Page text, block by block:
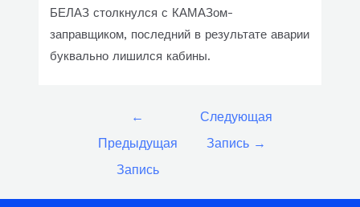
БЕЛАЗ столкнулся с КАМАЗом-
заправщиком, последний в результате аварии
буквально лишился кабины.
←
Предыдущая
Запись
Следующая
Запись →